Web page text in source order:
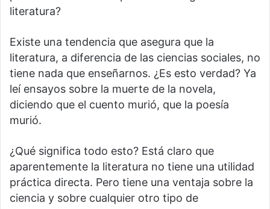
literatura?
Existe una tendencia que asegura que la
literatura, a diferencia de las ciencias sociales, no
tiene nada que enseñarnos. ¿Es esto verdad? Ya
leí ensayos sobre la muerte de la novela,
diciendo que el cuento murió, que la poesía
murió.
¿Qué significa todo esto? Está claro que
aparentemente la literatura no tiene una utilidad
práctica directa. Pero tiene una ventaja sobre la
ciencia y sobre cualquier otro tipo de